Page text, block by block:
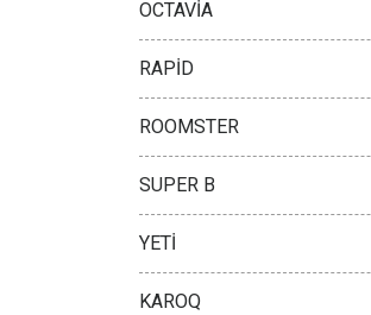
OCTAVİA
RAPİD
ROOMSTER
SUPER B
YETİ
KAROQ